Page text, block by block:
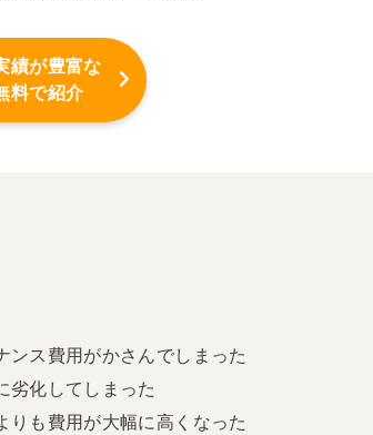
績が豊富な
料で紹介
ンス費用がかさんでしまった
劣化してしまった
りも費用が大幅に高くなった